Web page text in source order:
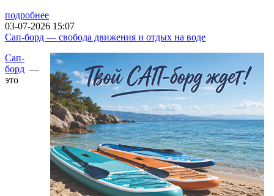
подробнее
03-07-2026 15:07
Сап-борд — свобода движения и отдых на воде
Сап-
борд —
это